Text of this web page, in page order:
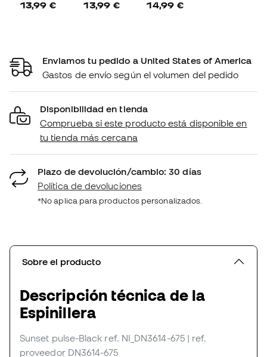
13,99 € 13,99 € 14,99 €
Enviamos tu pedido a United States of America
Gastos de envío según el volumen del pedido
Disponibilidad en tienda
Comprueba si este producto está disponible en
tu tienda más cercana
Plazo de devolución/cambio: 30 días
Política de devoluciones
*No aplica para productos personalizados.
Sobre el producto
Descripción técnica de la
Espinillera
Sunset pulse-Black ref. NI_DN3614-675 | ref.
proveedor DN3614-675